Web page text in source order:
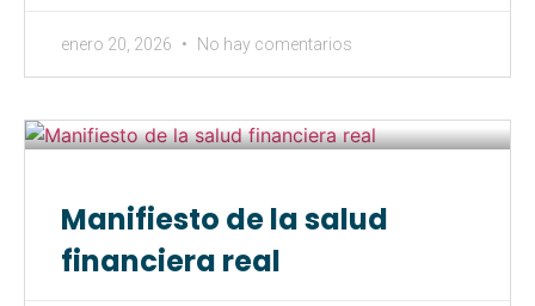
enero 20, 2026 No hay comentarios
Manifiesto de la salud
financiera real